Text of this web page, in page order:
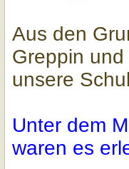
Aus den
Greppin
unsere
Unter dem
waren es